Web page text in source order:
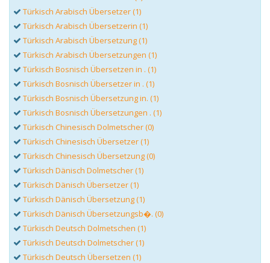
Türkisch Arabisch Übersetzer (1)
Türkisch Arabisch Übersetzerin (1)
Türkisch Arabisch Übersetzung (1)
Türkisch Arabisch Übersetzungen (1)
Türkisch Bosnisch Übersetzen in . (1)
Türkisch Bosnisch Übersetzer in . (1)
Türkisch Bosnisch Übersetzung in. (1)
Türkisch Bosnisch Übersetzungen . (1)
Türkisch Chinesisch Dolmetscher (0)
Türkisch Chinesisch Übersetzer (1)
Türkisch Chinesisch Übersetzung (0)
Türkisch Dänisch Dolmetscher (1)
Türkisch Dänisch Übersetzer (1)
Türkisch Dänisch Übersetzung (1)
Türkisch Dänisch Übersetzungsb�. (0)
Türkisch Deutsch Dolmetschen (1)
Türkisch Deutsch Dolmetscher (1)
Türkisch Deutsch Übersetzen (1)